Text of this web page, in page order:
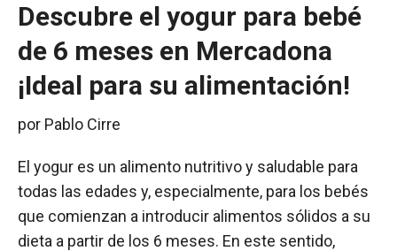
Descubre el yogur para bebé
de 6 meses en Mercadona
¡Ideal para su alimentación!
por Pablo Cirre
El yogur es un alimento nutritivo y saludable para
todas las edades y, especialmente, para los bebés
que comienzan a introducir alimentos sólidos a su
dieta a partir de los 6 meses. En este sentido,